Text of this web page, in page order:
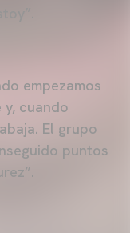
empezamos
cuando
El grupo
puntos